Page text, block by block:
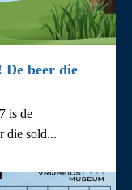
beer die
is de
die sold...